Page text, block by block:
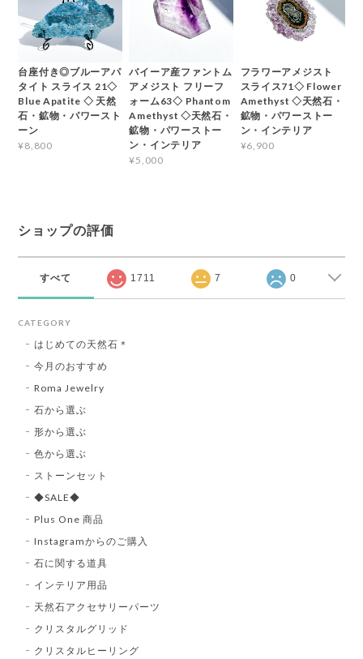
台座付き◎ブルーアパ
タイト スライス 21◇
Blue Apatite ◇ 天然
石・鉱物・パワースト
ーン
¥8,800
バイーア産ファントム
アメジスト フリーフ
ォーム63◇ Phantom
Amethyst ◇天然石・
鉱物・パワーストー
ン・インテリア
¥5,000
フラワーアメジスト
スライス71◇ Flower
Amethyst ◇天然石・
鉱物・パワーストー
ン・インテリア
¥6,900
ショップの評価
すべて 1711 7 0
CATEGORY
はじめての天然石＊
今月のおすすめ
Roma Jewelry
石から選ぶ
形から選ぶ
色から選ぶ
ストーンセット
◆SALE◆
Plus One 商品
Instagramからのご購入
石に関する道具
インテリア用品
天然石アクセサリーパーツ
クリスタルグリッド
クリスタルヒーリング